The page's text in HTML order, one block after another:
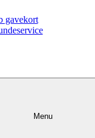
gavekort
Menu